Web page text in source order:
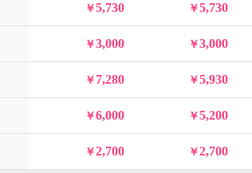
5,730 5,730
3,000 3,000
7,280 5,930
6,000 5,200
2,700 2,700